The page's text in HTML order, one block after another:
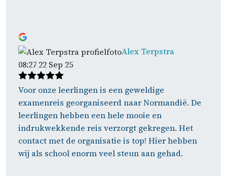
Alex Terpstra
08:27 22 Sep 25
Voor onze leerlingen is een geweldige
examenreis georganiseerd naar Normandië. De
leerlingen hebben een hele mooie en
indrukwekkende reis verzorgt gekregen. Het
contact met de organisatie is top! Hier hebben
wij als school enorm veel steun aan gehad.